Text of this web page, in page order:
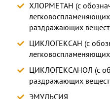
ХЛОРМЕТАН (с
раздражающих
ЦИКЛОГЕКСАН (с
ЦИКЛОГЕКСАНОЛ (с
раздражающих
ЭМУЛЬСИЯ